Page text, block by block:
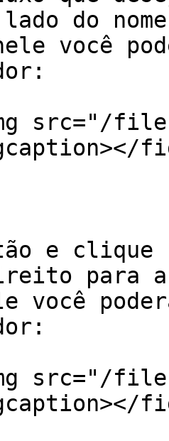
do
você
src="/files/
e
para
você
src="/files/